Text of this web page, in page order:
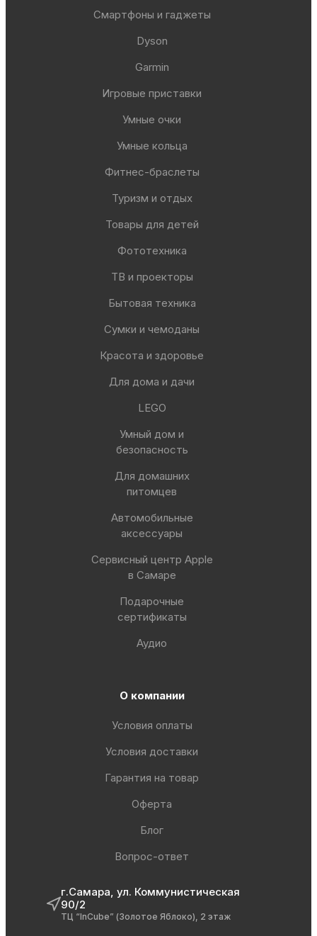
Смартфоны и гаджеты
Dyson
Garmin
Игровые приставки
Умные очки
Умные кольца
Фитнес-браслеты
Туризм и отдых
Товары для детей
Фототехника
ТВ и проекторы
Бытовая техника
Сумки и чемоданы
Красота и здоровье
Для дома и дачи
LEGO
Умный дом и
безопасность
Для домашних
питомцев
Автомобильные
аксессуары
Сервисный центр Apple
в Самаре
Подарочные
сертификаты
Аудио
О компании
Условия оплаты
Условия доставки
Гарантия на товар
Оферта
Блог
Вопрос-ответ
г.Самара, ул. Коммунистическая
90/2
ТЦ “InCube” (Золотое Яблоко), 2 этаж